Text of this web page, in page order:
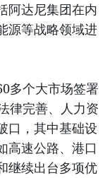
阿达尼集团在内
源等战略领域进
多个大市场签署
律完善、人力资
口，其中基础设
高速公路、港口
继续出台多项优